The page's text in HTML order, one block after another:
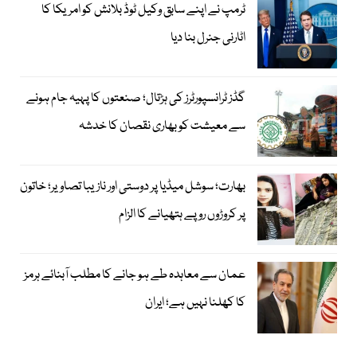
ٹرمپ نے اپنے سابق وکیل ٹوڈ بلانش کو امریکا کا
اٹارنی جنرل بنا دیا
گڈز ٹرانسپورٹرز کی ہڑتال؛ صنعتوں کا پہیہ جام ہونے
سے معیشت کو بھاری نقصان کا خدشہ
بھارت؛ سوشل میڈیا پر دوستی اور نازیبا تصاویر؛ خاتون
پر کروڑوں روپے ہتھیانے کا الزام
عمان سے معاہدہ طے ہو جانے کا مطلب آبنائے ہرمز
کا کھلنا نہیں ہے؛ ایران